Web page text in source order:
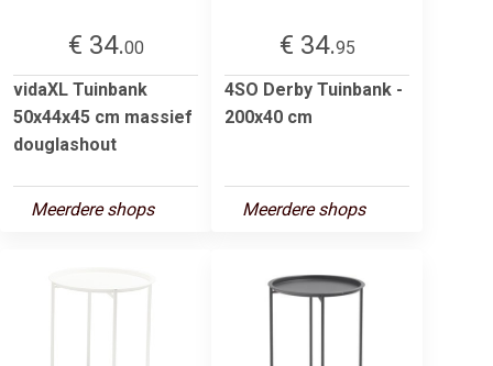
€ 34.00
vidaXL Tuinbank
50x44x45 cm massief
douglashout
Meerdere shops
€ 34.95
4SO Derby Tuinbank -
200x40 cm
Meerdere shops